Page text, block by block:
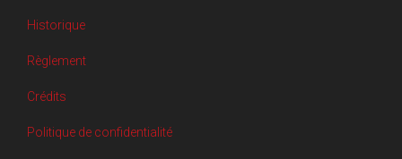
Historique
Règlement
Crédits
Politique de confidentialité